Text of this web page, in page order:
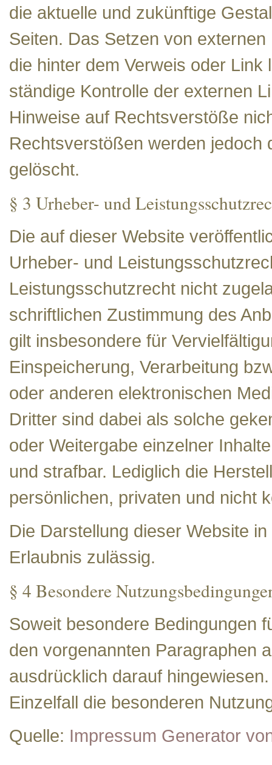
die aktuelle und zukünftige
Seiten. Das Setzen von
die hinter dem Verweis oder
ständige Kontrolle der externen
Hinweise auf Rechtsverstöße
Rechtsverstößen werden jedoch
gelöscht.
§ 3 Urheber- und
Die auf dieser Website
Urheber- und
Leistungsschutzrecht nicht
schriftlichen Zustimmung des
gilt insbesondere für
Einspeicherung, Verarbeitung
oder anderen elektronischen
Dritter sind dabei als solche
oder Weitergabe einzelner
und strafbar. Lediglich die
persönlichen, privaten und nicht
Die Darstellung dieser Website
Erlaubnis zulässig.
§ 4 Besondere
Soweit besondere Bedingungen
den vorgenannten Paragraphen
ausdrücklich darauf
Einzelfall die besonderen
Quelle: Impressum Generator